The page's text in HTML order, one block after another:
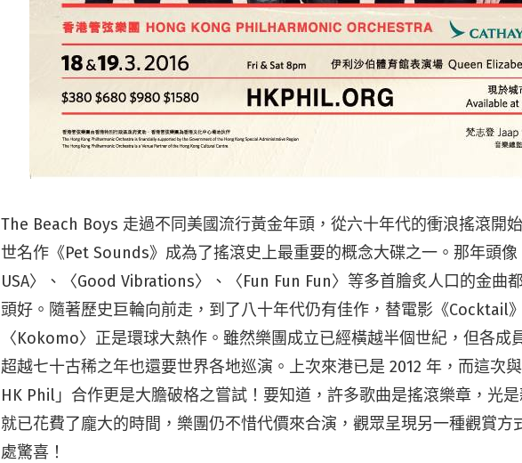
The Beach Boys 走過不同美國流行黃金年頭，從六十年代的衝浪搖滾開
世名作《Pet Sounds》成為了搖滾史上最重要的概念大碟之一。那年頭像
USA〉、
〈Good Vibrations〉、〈Fun Fun Fun〉等多首膾炙人口的金曲
頭好。隨著歷史巨輪向前走，到了八十年代仍有佳作，替電影《Cocktail
〈Kokomo〉正是環球大熱作。雖然樂團成立已經橫越半個世紀，但各成
超越七十古稀之年也還要世界各地巡演。上次來港已是2012年，而這次
HK Phil」合作更是大膽破格之嘗試！要知道，許多歌曲是搖滾樂章，光
就已花費了龐大的時間，樂團仍不惜代價來合演，觀眾呈現另一種觀賞方
處驚喜！